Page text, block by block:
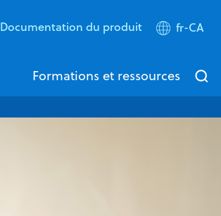
Documentation du produit fr-CA
Formations et ressources